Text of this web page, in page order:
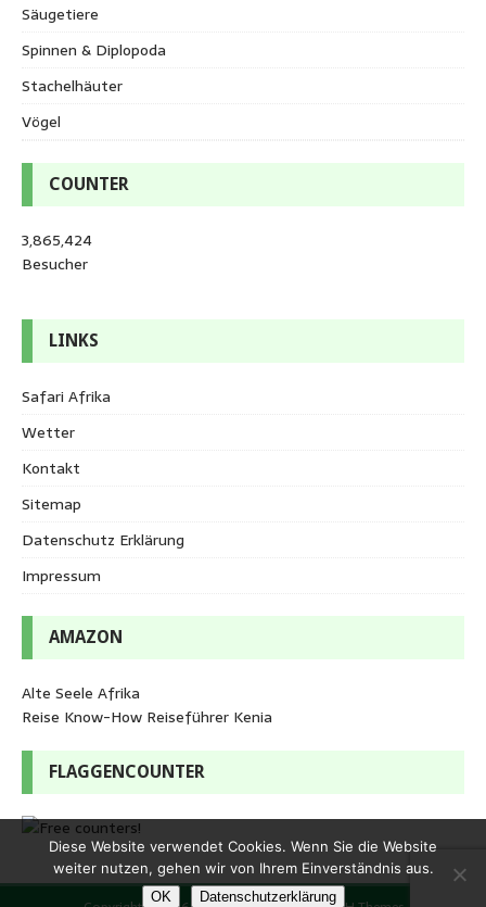
Säugetiere
Spinnen & Diplopoda
Stachelhäuter
Vögel
COUNTER
3,865,424
Besucher
LINKS
Safari Afrika
Wetter
Kontakt
Sitemap
Datenschutz Erklärung
Impressum
AMAZON
Alte Seele Afrika
Reise Know-How Reiseführer Kenia
FLAGGENCOUNTER
Diese Website verwendet Cookies. Wenn Sie die Website
weiter nutzen, gehen wir von Ihrem Einverständnis aus.
OK Datenschutzerklärung